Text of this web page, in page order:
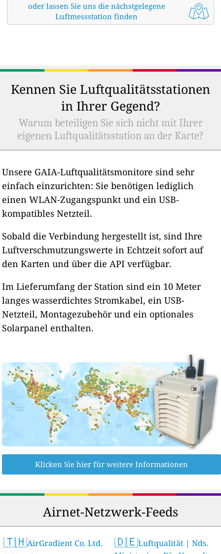
oder lassen Sie uns die nächstgelegene
Luftmessstation finden
Kennen Sie Luftqualitätsstationen
in Ihrer Gegend?
Warum beteiligen Sie sich nicht mit Ihrer
eigenen Luftqualitätsstation an der Karte?
Unsere GAIA-Luftqualitätsmonitore sind sehr
einfach einzurichten: Sie benötigen lediglich
einen WLAN-Zugangspunkt und ein USB-
kompatibles Netzteil.
Sobald die Verbindung hergestellt ist, sind Ihre
Luftverschmutzungswerte in Echtzeit sofort auf
den Karten und über die API verfügbar.
Im Lieferumfang der Station sind ein 10 Meter
langes wasserdichtes Stromkabel, ein USB-
Netzteil, Montagezubehör und ein optionales
Solarpanel enthalten.
Klicken Sie hier für weitere Informationen
Airnet-Netzwerk-Feeds
🇹🇭AirGradient Co. Ltd. 🇩🇪Luftqualität | Nds.